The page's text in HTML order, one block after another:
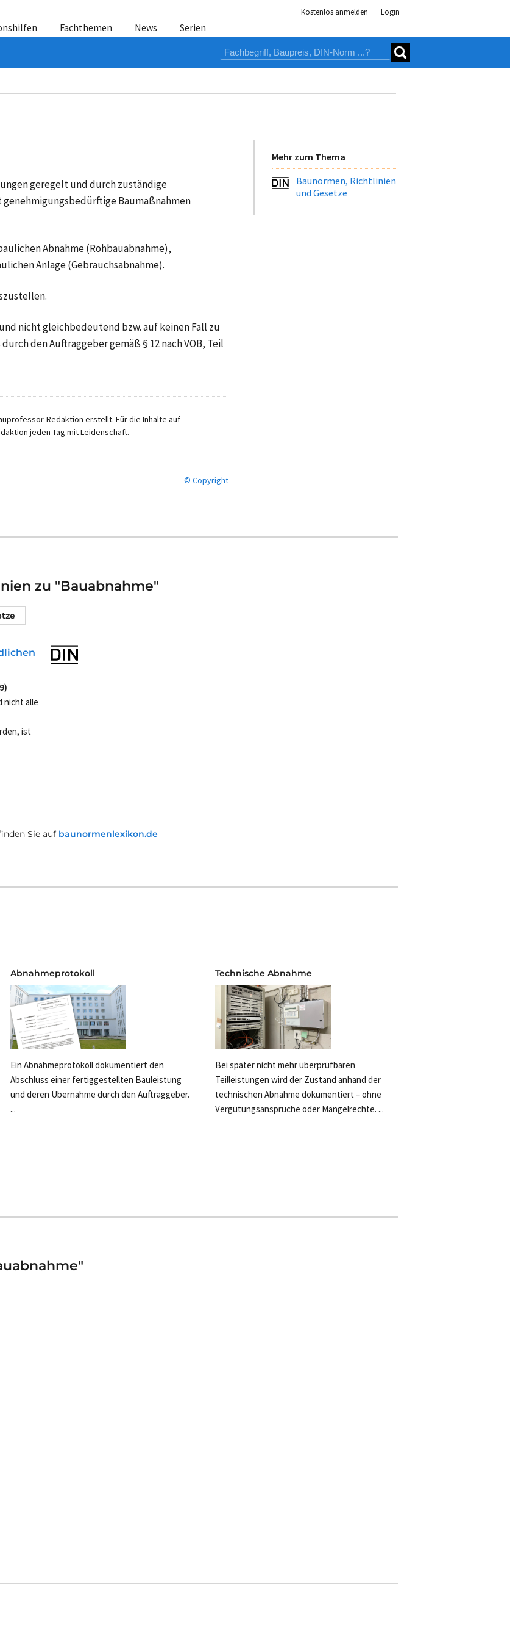
Kostenlos anmelden Login
Fachthemen News Serien
geregelt und durch zuständige
Baumaßnahmen
Abnahme (Rohbauabnahme),
Anlage (Gebrauchsabnahme).
nicht gleichbedeutend bzw. auf keinen Fall zu
den Auftraggeber gemäß § 12 nach VOB, Teil
Redaktion erstellt. Für die Inhalte auf
jeden Tag mit Leidenschaft.
© Copyright
Mehr zum Thema
Baunormen, Richtlinien
und Gesetze
zu "Bauabnahme"
nicht alle
ist
Sie auf baunormenlexikon.de
Abnahmeprotokoll
Ein Abnahmeprotokoll dokumentiert den
Abschluss einer fertiggestellten Bauleistung
und deren Übernahme durch den Auftraggeber.
...
Technische Abnahme
Bei später nicht mehr überprüfbaren
Teilleistungen wird der Zustand anhand der
technischen Abnahme dokumentiert – ohne
Vergütungsansprüche oder Mängelrechte. ...